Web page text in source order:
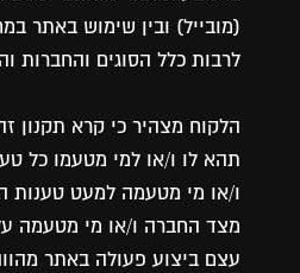
(מובייל) ובין שימוש באתר
לרבות כלל הסוגים והחברות
הלקוח מצהיר כי קרא תקנון
תהא לו ו/או למי מטעמו כל
ו/או מי מטעמה למעט טענות
מצד החברה ו/או מי מטעמה
עצם ביצוע פעולה באתר